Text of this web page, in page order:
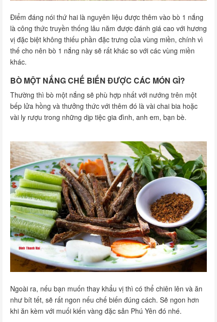
Điểm đáng nói thứ hai là nguyên liệu được thêm vào bò 1 nắng
là công thức truyền thống lâu năm được đánh giá cao với hương
vị đặc biệt không thiếu phần đặc trưng của vùng miền, chính vì
thế cho nên bò 1 nắng này sẽ rất khác so với các vùng miền
khác.
BÒ MỘT NẮNG CHẾ BIẾN ĐƯỢC CÁC MÓN GÌ?
Thường thì bò một nắng sẽ phù hợp nhất với nướng trên một
bếp lửa hồng và thưởng thức với thêm đó là vài chai bia hoặc
vài ly rượu trong những dịp tiệc gia đình, anh em, bạn bè.
Ngoài ra, nếu bạn muốn thay khẩu vị thì có thể chiên lên và ăn
như bít tết, sẽ rất ngon nếu chế biến đúng cách. Sẽ ngon hơn
khi ăn kèm với muối kiến vàng đặc sản Phú Yên đó nhé.